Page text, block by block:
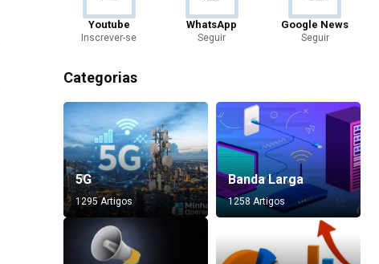
Youtube
Inscrever-se
WhatsApp
Seguir
Google News
Seguir
Categorias
5G
1295 Artigos
Banda Larga
1258 Artigos